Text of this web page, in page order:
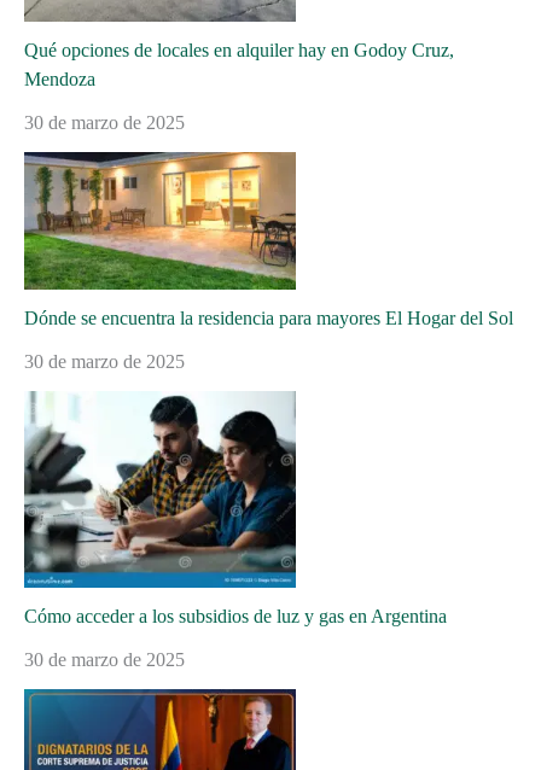
Qué opciones de locales en alquiler hay en Godoy Cruz,
Mendoza
30 de marzo de 2025
Dónde se encuentra la residencia para mayores El Hogar del Sol
30 de marzo de 2025
Cómo acceder a los subsidios de luz y gas en Argentina
30 de marzo de 2025